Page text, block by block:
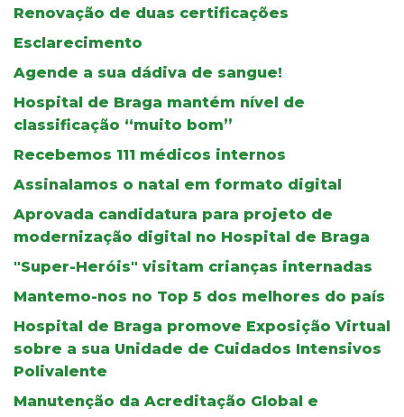
Renovação de duas certificações
Esclarecimento
Agende a sua dádiva de sangue!
Hospital de Braga mantém nível de
classificação “muito bom”
Recebemos 111 médicos internos
Assinalamos o natal em formato digital
Aprovada candidatura para projeto de
modernização digital no Hospital de Braga
"Super-Heróis" visitam crianças internadas
Mantemo-nos no Top 5 dos melhores do país
Hospital de Braga promove Exposição Virtual
sobre a sua Unidade de Cuidados Intensivos
Polivalente
Manutenção da Acreditação Global e